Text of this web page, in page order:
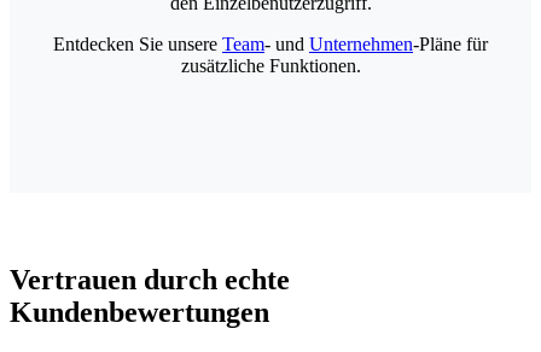
Entdecken Sie unsere Team- und Unternehmen-Pläne für
zusätzliche Funktionen.
Vertrauen durch echte
Kundenbewertungen